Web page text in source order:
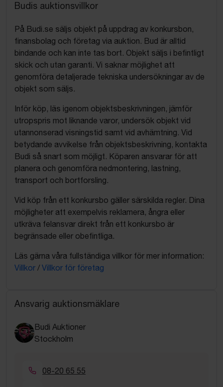
Budis auktionsvillkor
På Budi.se säljs objekt på uppdrag av konkursbon,
finansbolag och företag via auktion. Bud är alltid
bindande och kan inte tas bort. Objekt säljs i befintligt
skick och utan garanti. Vi saknar möjlighet att
genomföra detaljerade tekniska undersökningar av de
objekt som säljs.
Inför köp, läs igenom objektsbeskrivningen, jämför
utropspris mot liknande varor, undersök objekt vid
utannonserad visningstid samt vid avhämtning. Vid
betydande avvikelse från objektsbeskrivning, kontakta
Budi så snart som möjligt. Köparen ansvarar för att
planera och genomföra nedmontering, lastning,
transport och bortforsling.
Vid köp från ett konkursbo gäller särskilda regler. Dina
möjligheter att exempelvis reklamera, ångra eller
utkräva felansvar direkt från ett konkursbo är
begränsade eller obefintliga.
Läs gärna våra fullständiga villkor för mer information:
Villkor / Villkor för företag
Ansvarig auktionsmäklare
Budi Auktioner
Stockholm
08-20 65 55